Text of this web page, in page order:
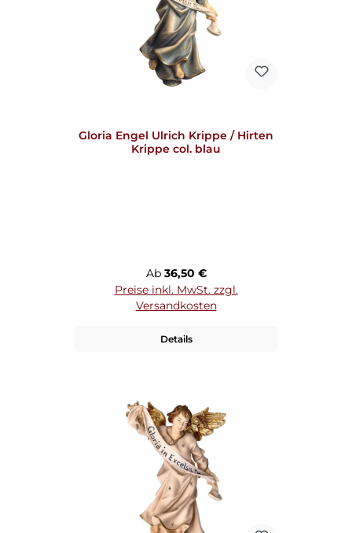
Gloria Engel Ulrich Krippe / Hirten
Krippe col. blau
Regulärer Preis:
Ab 36,50 €
Preise inkl. MwSt. zzgl.
Versandkosten
Details